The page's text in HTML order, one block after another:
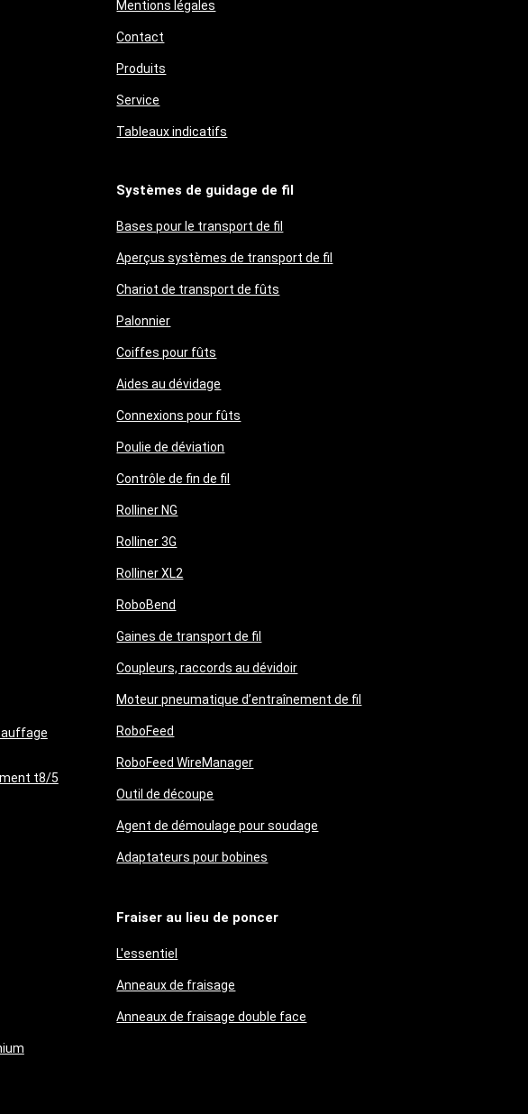
Mentions légales
Contact
Produits
Service
Tableaux indicatifs
t8/5
Systèmes de guidage de fil
Bases pour le transport de fil
Aperçus systèmes de transport de fil
Chariot de transport de fûts
Palonnier
Coiffes pour fûts
Aides au dévidage
Connexions pour fûts
Poulie de déviation
Contrôle de fin de fil
Rolliner NG
Rolliner 3G
Rolliner XL2
RoboBend
Gaines de transport de fil
Coupleurs, raccords au dévidoir
Moteur pneumatique d’entraînement de fil
RoboFeed
RoboFeed WireManager
Outil de découpe
Agent de démoulage pour soudage
Adaptateurs pour bobines
Fraiser au lieu de poncer
L'essentiel
Anneaux de fraisage
Anneaux de fraisage double face